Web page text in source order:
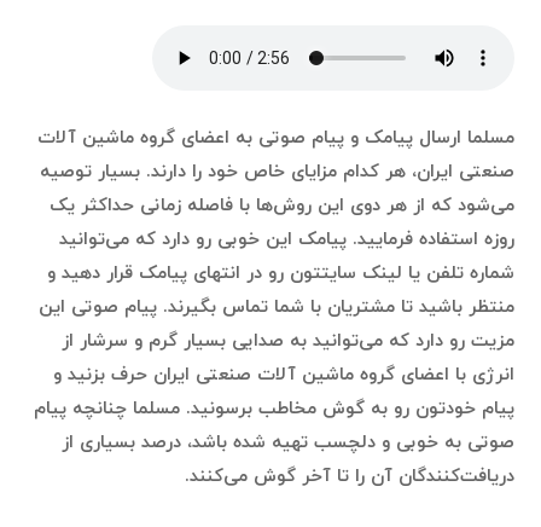
مسلما ارسال پیامک و پیام صوتی به اعضای گروه ماشین آلات
صنعتی ایران، هر کدام مزایای خاص خود را دارند. بسیار توصیه
می‌شود که از هر دوی این روش‌ها با فاصله زمانی حداکثر یک
روزه استفاده فرمایید. پیامک این خوبی رو دارد که می‌توانید
شماره تلفن یا لینک سایتتون رو در انتهای پیامک قرار دهید و
منتظر باشید تا مشتریان با شما تماس بگیرند. پیام صوتی این
مزیت رو دارد که می‌توانید به صدایی بسیار گرم و سرشار از
انرژی با اعضای گروه ماشین آلات صنعتی ایران حرف بزنید و
پیام خودتون رو به گوش مخاطب برسونید. مسلما چنانچه پیام
صوتی به خوبی و دلچسب تهیه شده باشد، درصد بسیاری از
دریافت‌کنندگان آن را تا آخر گوش می‌کنند.